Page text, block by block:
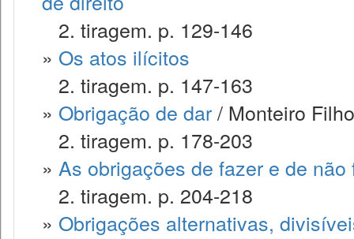
2. tiragem. p. 129-146
» Os atos ilícitos
2. tiragem. p. 147-163
» Obrigação de dar/ Monteiro
2. tiragem. p. 178-203
» As obrigações de fazer e de não
2. tiragem. p. 204-218
» Obrigações alternativas,